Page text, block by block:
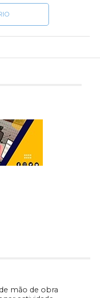
mão de obra